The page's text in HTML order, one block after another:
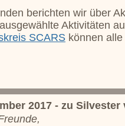
berichten wir über
Aktivitäten
SCARS können
2017 - zu Silvester